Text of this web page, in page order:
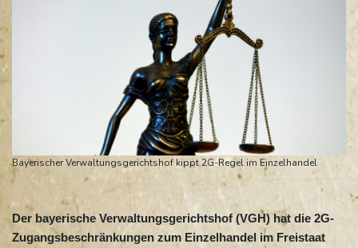
Bayerischer Verwaltungsgerichtshof kippt 2G-Regel im Einzelhandel
Der bayerische Verwaltungsgerichtshof (VGH) hat die 2G-
Zugangsbeschränkungen zum Einzelhandel im Freistaat